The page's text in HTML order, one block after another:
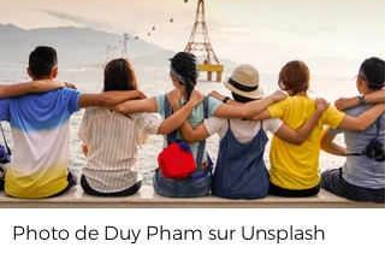
Photo de Duy Pham sur Unsplash